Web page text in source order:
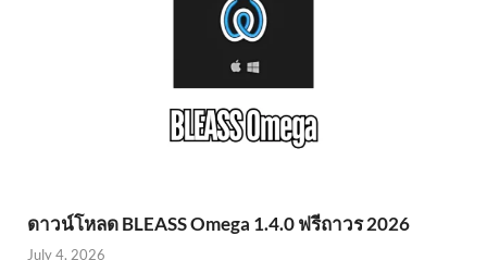
ดาวน์โหลด BLEASS Omega 1.4.0 ฟรีถาวร 2026
July 4, 2026